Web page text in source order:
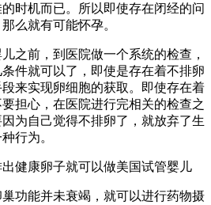
时机而已。所以即使存在闭经的问
么就有可能怀孕。
之前，到医院做一个系统的检查，
件就可以了，即使是存在着不排卵
来实现卵细胞的获取。即使存在着
担心，在医院进行完相关的检查之
为自己觉得不排卵了，就放弃了生
行为。
健康卵子就可以做美国试管婴儿
功能并未衰竭，就可以进行药物摄